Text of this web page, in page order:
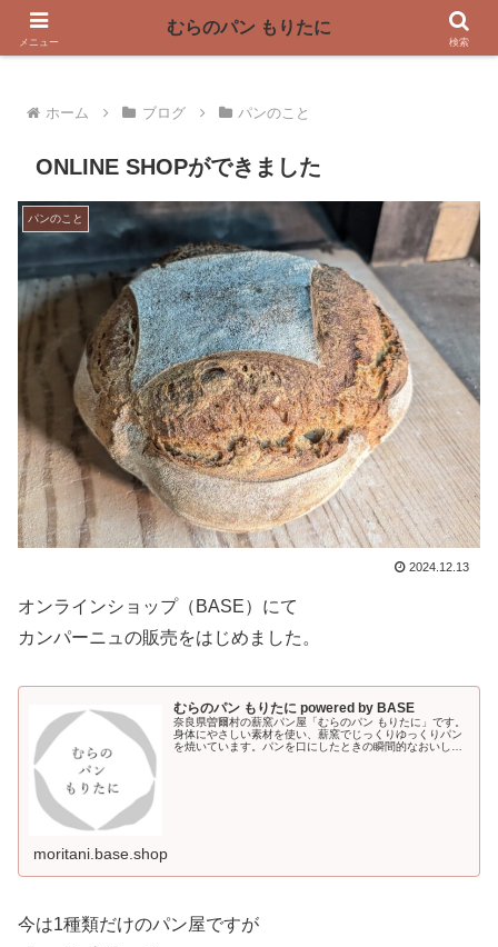
〜奈良県曽爾村の薪窯パン屋〜
ホーム ブログ パンのこと
ONLINE SHOPができました
パンのこと
2024.12.13
オンラインショップ（BASE）にて
カンパーニュの販売をはじめました。
むらのパン もりたに powered by BASE
奈良県曽爾村の薪窯パン屋「むらのパン もりたに」です。
身体にやさしい素材を使い、薪窯でじっくりゆっくりパン
を焼いています。パンを口にしたときの瞬間的なおいしさ
moritani.base.shop
今は1種類だけのパン屋ですが
メニュー
むらのパン もりたに
検索